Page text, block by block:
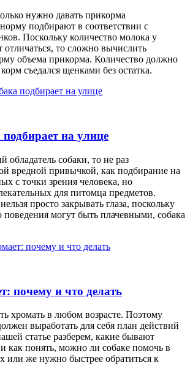
нужно давать прикорма
подбирают в соответствии с
Поскольку количество молока у
то сложно вычислить
объема прикорма. Количество должно
съедался щенками без остатка.
на улице
обладатель собаки, то не раз
вредной привычкой, как подбирание на
с точки зрения человека, но
для питомца предметов.
просто закрывать глаза, поскольку
поведения могут быть плачевными, собака
почему и что делать
хромать в любом возрасте. Поэтому
выработать для себя план действий
статье разберем, какие бывают
как понять, можно ли собаке помочь в
или же нужно быстрее обратиться к